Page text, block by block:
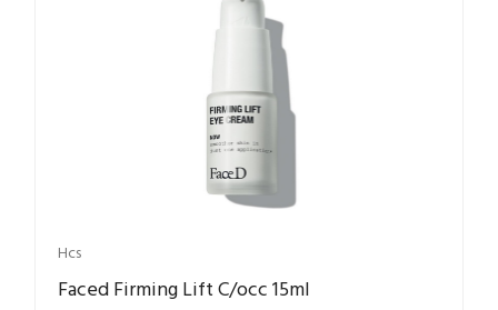
Hcs
Faced Firming Lift C/occ 15ml